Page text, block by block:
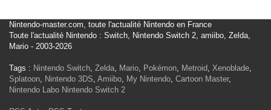
Nintendo-master.com, toute l'actualité Nintendo en France
Toute l'actualité Nintendo : Switch, Nintendo Switch 2, amiibo, Zelda,
Mario - 2003-2026
Tags : Nintendo Switch, Zelda, Mario, Pokémon, Metroid, Xenoblade,
Splatoon, Nintendo 3DS, Amiibo, My Nintendo, Cartoon Master,
Nintendo Labo Nintendo Switch 2